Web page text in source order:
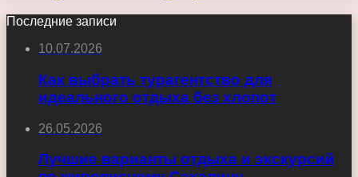
Последние записи
10.07.2026
Как выбрать турагентство для
идеального отдыха без хлопот
26.05.2026
Лучшие варианты отдыха и экскурсий